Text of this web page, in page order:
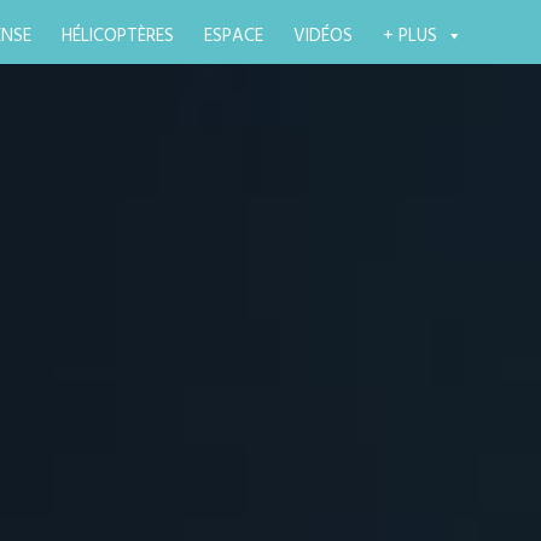
HÉLICOPTÈRES ESPACE VIDÉOS + PLUS